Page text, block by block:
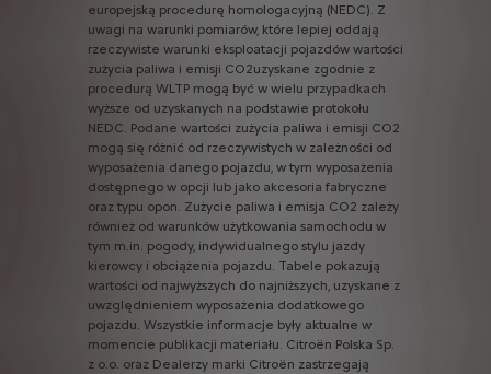
europejską procedurę homologacyjną (NEDC). Z
uwagi na warunki pomiarów, które lepiej oddają
rzeczywiste warunki eksploatacji pojazdów wartości
zużycia paliwa i emisji CO2uzyskane zgodnie z
procedurą WLTP mogą być w wielu przypadkach
wyższe od uzyskanych na podstawie protokołu
NEDC. Podane wartości zużycia paliwa i emisji CO2
mogą się różnić od rzeczywistych w zależności od
wyposażenia danego pojazdu, w tym wyposażenia
dostępnego w opcji lub jako akcesoria fabryczne
oraz typu opon. Zużycie paliwa i emisja CO2 zależy
również od warunków użytkowania samochodu w
tym m.in. pogody, indywidualnego stylu jazdy
kierowcy i obciążenia pojazdu. Tabele pokazują
wartości od najwyższych do najniższych, uzyskane z
uwzględnieniem wyposażenia dodatkowego
pojazdu. Wszystkie informacje były aktualne w
momencie publikacji materiału. Citroën Polska Sp.
z o.o. oraz Dealerzy marki Citroën zastrzegają